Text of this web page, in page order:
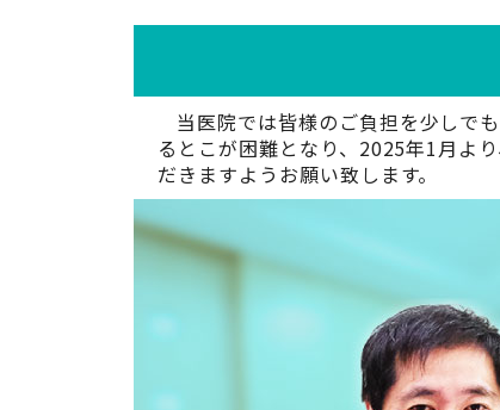
当医院では皆様のご負担を少しで
るとこが困難となり、2025年1月よ
だきますようお願い致します。